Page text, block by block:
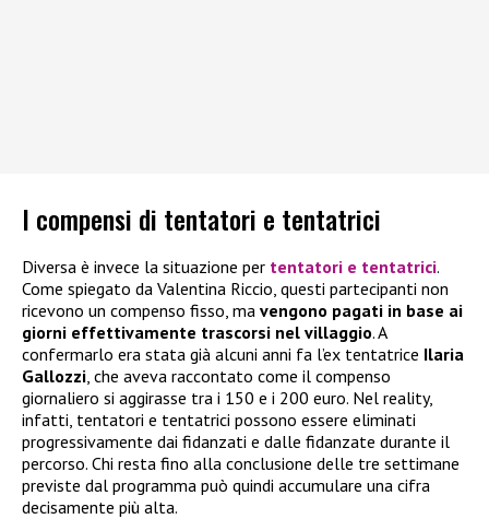
I compensi di tentatori e tentatrici
Diversa è invece la situazione per tentatori e tentatrici.
Come spiegato da Valentina Riccio, questi partecipanti non
ricevono un compenso fisso, ma vengono pagati in base ai
giorni effettivamente trascorsi nel villaggio. A
confermarlo era stata già alcuni anni fa l’ex tentatrice Ilaria
Gallozzi , che aveva raccontato come il compenso
giornaliero si aggirasse tra i 150 e i 200 euro. Nel reality,
infatti, tentatori e tentatrici possono essere eliminati
progressivamente dai fidanzati e dalle fidanzate durante il
percorso. Chi resta fino alla conclusione delle tre settimane
previste dal programma può quindi accumulare una cifra
decisamente più alta.